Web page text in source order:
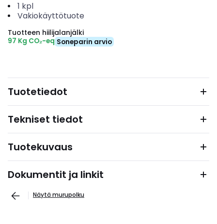
1 kpl
Vakiokäyttötuote
Tuotteen hiilijalanjälki
97 Kg CO₂-eq Soneparin arvio
Tuotetiedot
Tekniset tiedot
Tuotekuvaus
Dokumentit ja linkit
Näytä murupolku